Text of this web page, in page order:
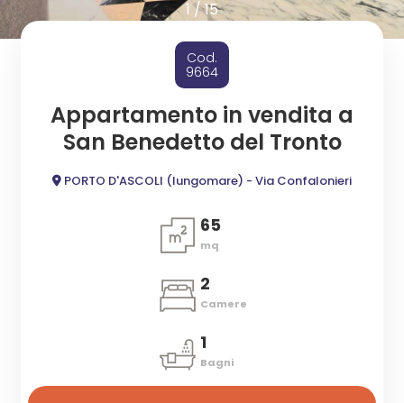
1 /15
Cod.
9664
Appartamento in vendita a
San Benedetto del Tronto
PORTO D'ASCOLI (lungomare) - Via Confalonieri
65
mq
2
Camere
1
Bagni
ESTIVI
NEWS
CONTATTI
Comune